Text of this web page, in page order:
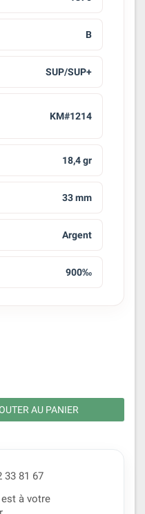
B
SUP/SUP+
KM#1214
18,4 gr
33 mm
Argent
900‰
AU PANIER
33 81 67
à votre